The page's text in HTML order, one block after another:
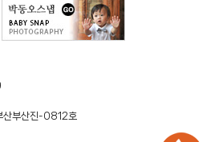
산부산진-0812호